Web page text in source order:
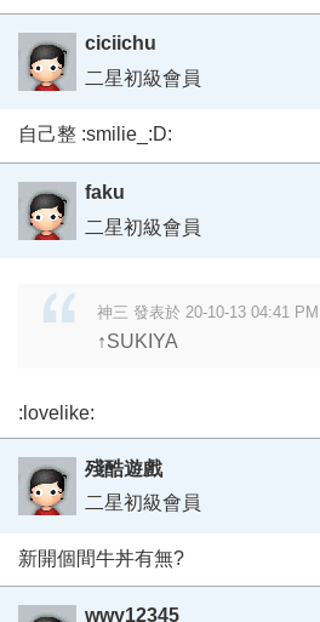
ciciichu
二星初級會員
自己整 :smilie_:D:
faku
二星初級會員
神三 發表於 20-10-13 04:41 PM
↑SUKIYA
:lovelike:
殘酷遊戲
二星初級會員
新開個間牛丼有無?
wwy12345